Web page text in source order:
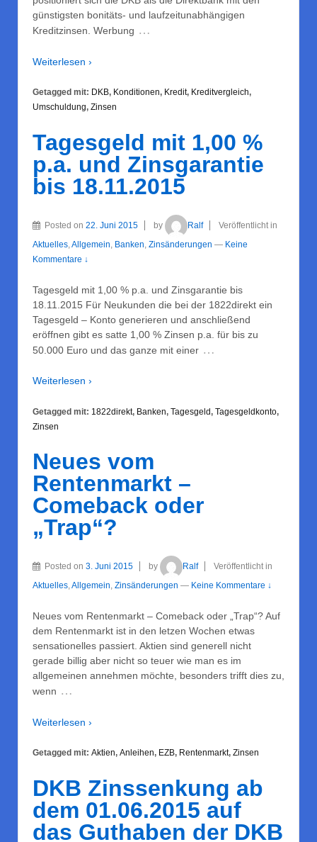
günstigsten bonitäts- und laufzeitunabhängigen
Kreditzinsen. Werbung …
Weiterlesen ›
Getagged mit: DKB, Konditionen, Kredit, Kreditvergleich,
Umschuldung, Zinsen
Tagesgeld mit 1,00 %
p.a. und Zinsgarantie
bis 18.11.2015
Posted on 22. Juni 2015 by Ralf
Veröffentlicht in
Aktuelles Allgemein Banken Zinsänderungen — Keine
Kommentare ↓
Tagesgeld mit 1,00 % p.a. und Zinsgarantie bis
18.11.2015 Für Neukunden die bei der 1822direkt ein
Tagesgeld – Konto generieren und anschließend
eröffnen gibt es satte 1,00 % Zinsen p.a. für bis zu
50.000 Euro und das ganze mit einer …
Weiterlesen ›
Getagged mit: 1822direkt, Banken, Tagesgeld, Tagesgeldkonto,
Zinsen
Neues vom
Rentenmarkt –
Comeback oder
„Trap“?
Posted on 3. Juni 2015 by Ralf
Veröffentlicht in
Aktuelles,Allgemein, Zinsänderungen — Keine Kommentare ↓
Neues vom Rentenmarkt – Comeback oder „Trap“? Auf
dem Rentenmarkt ist in den letzen Wochen etwas
sensationelles passiert. Aktien sind generell nicht
gerade billig aber nicht so teuer wie man es im
allgemeinen annehmen möchte, besonders trifft dies zu,
wenn …
Weiterlesen ›
Getagged mit: Aktien, Anleihen, EZB, Rentenmarkt, Zinsen
DKB Zinssenkung ab
dem 01.06.2015 auf
das Guthaben der DKB